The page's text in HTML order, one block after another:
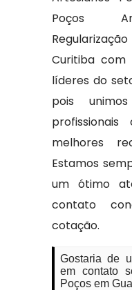
Poços
Curitiba com
líderes do
pois
melhores
Estamos
um ótimo
contato
cotação.
Gostaria de
em contato
Poços em